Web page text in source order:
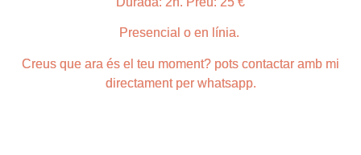
Presencial o en línia.
Creus que ara és el teu moment? pots contactar amb mi
directament per whatsapp.